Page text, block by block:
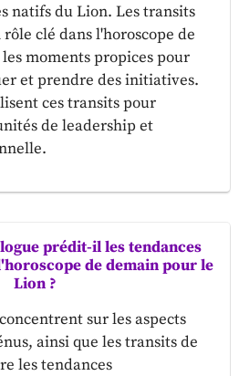
natifs du Lion. Les transits
clé dans l'horoscope de
moments propices pour
et prendre des initiatives.
ces transits pour
de leadership et
prédit-il les tendances
de demain pour le
Lion ?
sur les aspects
ainsi que les transits de
les tendances